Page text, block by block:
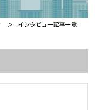
インタビュー記事一覧